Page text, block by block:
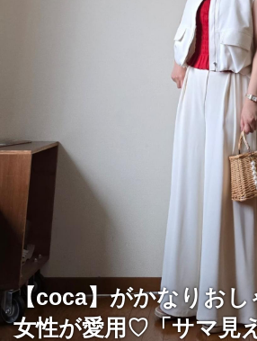
【coca】がかなりおし
女性が愛用♡「サマ見